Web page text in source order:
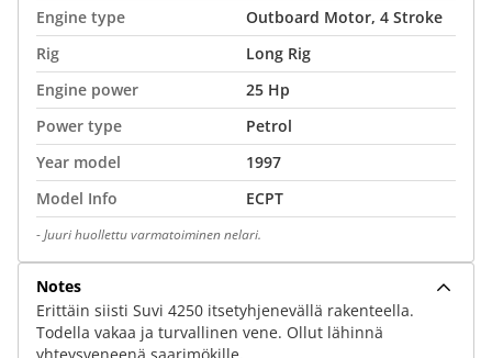
Engine type
Outboard Motor, 4 Stroke
Rig
Long Rig
Engine power
25 Hp
Power type
Petrol
Year model
1997
Model Info
ECPT
-Juuri huollettu varmatoiminen nelari.
Notes
Erittäin siisti Suvi 4250 itsetyhjenevällä rakenteella.
Todella vakaa ja turvallinen vene. Ollut lähinnä